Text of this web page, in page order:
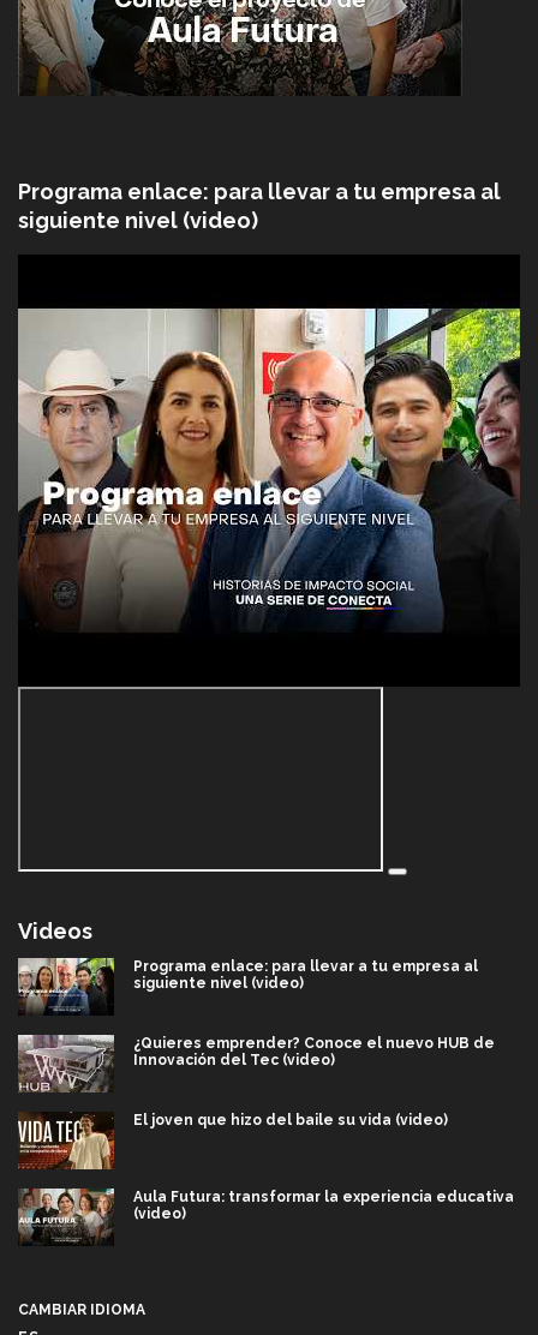
Programa enlace: para llevar a tu empresa al
siguiente nivel (video)
Videos
Programa enlace: para llevar a tu empresa al
siguiente nivel (video)
¿Quieres emprender? Conoce el nuevo HUB de
Innovación del Tec (video)
El joven que hizo del baile su vida (video)
Aula Futura: transformar la experiencia educativa
(video)
CAMBIAR IDIOMA